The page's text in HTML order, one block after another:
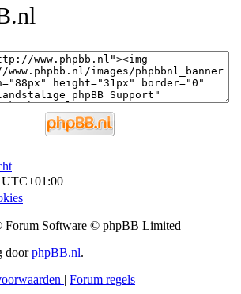
UTC+01:00
Forum Software © phpBB Limited
doorphpBB.nl.
| Forum regels